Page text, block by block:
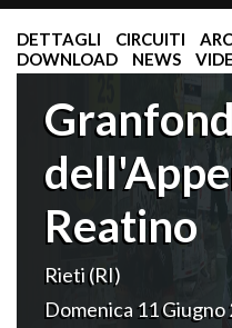
DETTAGLI CIRCUITI
DOWNLOAD
NEWS
Reatino
Rieti (RI)
Domenica 11 Giugno